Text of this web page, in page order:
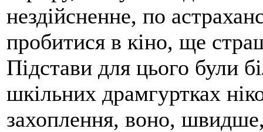
нездійсненне, по
пробитися в кіно, ще
Підстави для цього були
шкільних драмгуртках
захоплення, воно,